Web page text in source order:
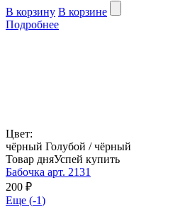
В корзину В корзине
Подробнее
Цвет:
чёрный Голубой / чёрный
Товар дняУспей купить
Бабочка арт. 2131
200 ₽
Еще (-1)